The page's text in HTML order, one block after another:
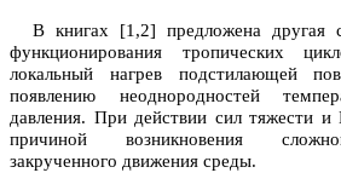
В книгах [1,2] предложена другая
функционирования тропических
локальный нагрев подстилающей
появлению неоднородностей
давления. При действии сил тяжести и
причиной возникновения
закрученного движения среды.